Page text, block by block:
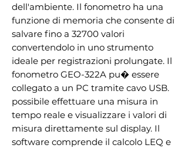
dell'ambiente. Il fonometro ha una
funzione di memoria che consente di
salvare fino a 32700 valori
convertendolo in uno strumento
ideale per registrazioni prolungate. Il
fonometro GEO-322A pu� essere
collegato a un PC tramite cavo USB.
possibile effettuare una misura in
tempo reale e visualizzare i valori di
misura direttamente sul display. Il
software comprende il calcolo LEQ e